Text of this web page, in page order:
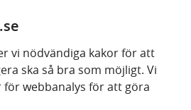
vi nödvändiga kakor för att
ska så bra som möjligt. Vi
för webbanalys för att göra